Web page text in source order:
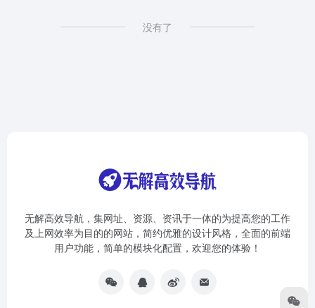
没有了
无解高效导航，集网址、资源、资讯于一体的为提高您的工作
及上网效率为目的的网站，简约优雅的设计风格，全面的前端
用户功能，简单的模块化配置，欢迎您的体验！